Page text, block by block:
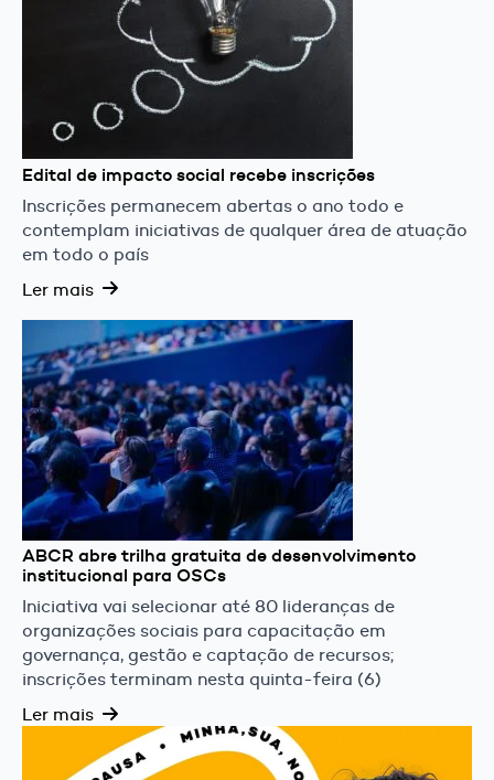
Edital de impacto social recebe inscrições
Inscrições permanecem abertas o ano todo e
contemplam iniciativas de qualquer área de atuação
em todo o país
Ler mais
ABCR abre trilha gratuita de desenvolvimento
institucional para OSCs
Iniciativa vai selecionar até 80 lideranças de
organizações sociais para capacitação em
governança, gestão e captação de recursos;
inscrições terminam nesta quinta-feira (6)
Ler mais